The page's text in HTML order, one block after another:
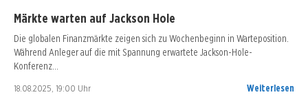
Märkte warten auf Jackson Hole
Die globalen Finanzmärkte zeigen sich zu Wochenbeginn in Warteposition.
Während Anleger auf die mit Spannung erwartete Jackson-Hole-
Konferenz…
18.08.2025, 19:00 Uhr Weiterlesen